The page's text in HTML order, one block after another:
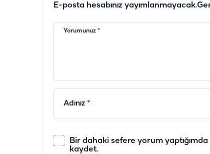
E-posta hesabınız yayımlanmayacak.
Yorumunuz *
Adınız *
Bir dahaki sefere yorum
kaydet.